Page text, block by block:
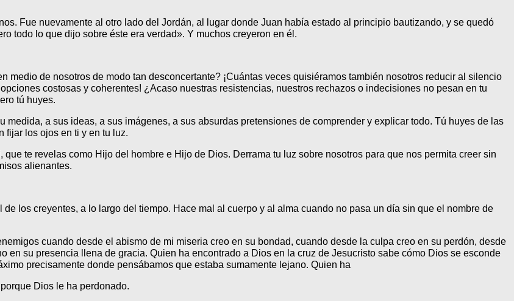
Fue nuevamente al otro lado del Jordán, al lugar donde Juan había estado al principio bautizando, y se quedó
todo lo que dijo sobre éste era verdad». Y muchos creyeron en él.
medio de nosotros de modo tan desconcertante? ¡Cuántas veces quisiéramos también nosotros reducir al silencio
costosas y coherentes! ¿Acaso nuestras resistencias, nuestros rechazos o indecisiones no pesan en tu
tú huyes.
medida, a sus ideas, a sus imágenes, a sus absurdas pretensiones de comprender y explicar todo. Tú huyes de las
fijar los ojos en ti y en tu luz.
te revelas como Hijo del hombre e Hijo de Dios. Derrama tu luz sobre nosotros para que nos permita creer sin
alienantes.
los creyentes, a lo largo del tiempo. Hace mal al cuerpo y al alma cuando no pasa un día sin que el nombre de
cuando desde el abismo de mi miseria creo en su bondad, cuando desde la culpa creo en su perdón, desde
en su presencia llena de gracia. Quien ha encontrado a Dios en la cruz de Jesucristo sabe cómo Dios se esconde
precisamente donde pensábamos que estaba sumamente lejano. Quien ha
Dios le ha perdonado.